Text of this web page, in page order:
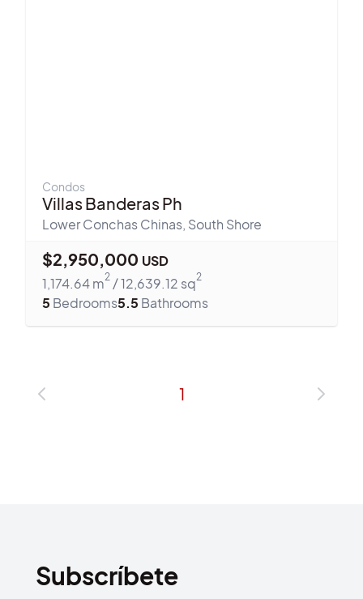
Condos
Villas Banderas Ph
Lower Conchas Chinas, South Shore
$2,950,000 USD
1,174.64m2 /12,639.12 sq2
5 Bedrooms5.5 Bathrooms
1
Subscríbete